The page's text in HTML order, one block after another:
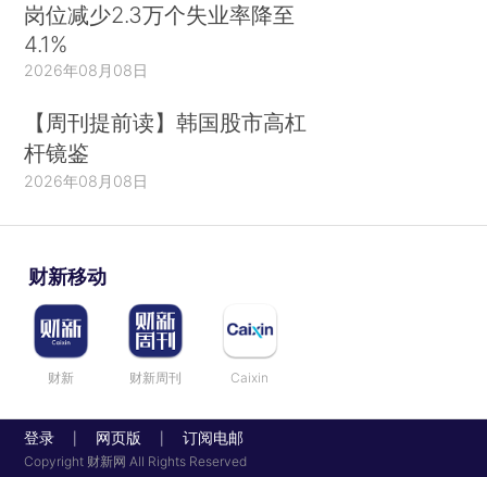
岗位减少2.3万个失业率降至
4.1%
2026年08月08日
【周刊提前读】韩国股市高杠
杆镜鉴
2026年08月08日
财新移动
财新 财新周刊 Caixin
登录 网页版 订阅电邮
Copyright 财新网 All Rights Reserved